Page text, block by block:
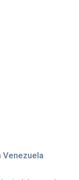
Venezuela